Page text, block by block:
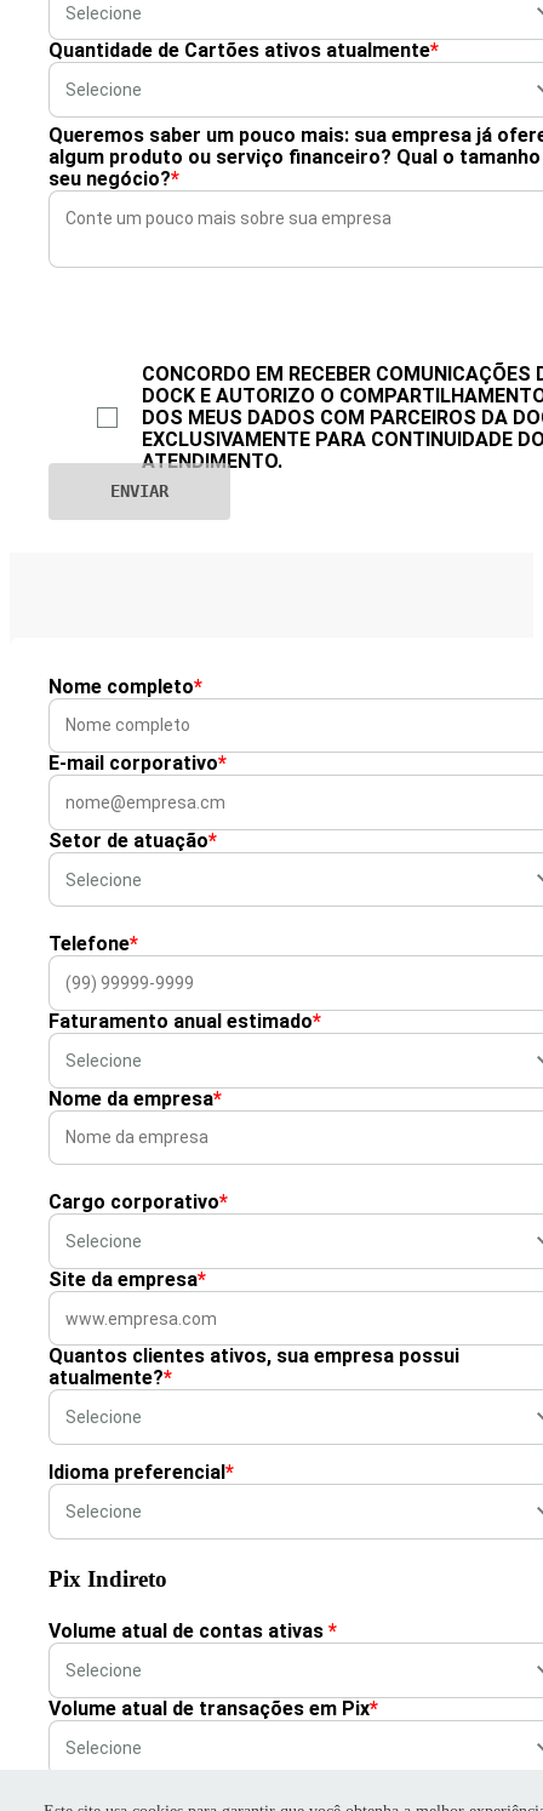
Quantidade de Cartões ativos atualmente*
Queremos saber um pouco mais: sua empresa já
algum produto ou serviço financeiro? Qual o
seu negócio?*
CONCORDO EM RECEBER COMUNICAÇÕES
DOCK E AUTORIZO O
DOS MEUS DADOS COM PARCEIROS DA
EXCLUSIVAMENTE PARA CONTINUIDADE
ATENDIMENTO.
Nome completo*
E-mail corporativo*
Setor de atuação*
Telefone*
Faturamento anual estimado*
Nome da empresa*
Cargo corporativo*
Site da empresa*
Quantos clientes ativos, sua empresa possui
atualmente?*
Idioma preferencial*
Pix Indireto
Volume atual de contas ativas *
Volume atual de transações em Pix*